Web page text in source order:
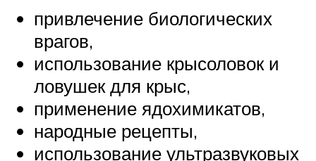
привлечение биологических
врагов,
использование крысоловок и
ловушек для крыс,
применение ядохимикатов,
народные рецепты,
использование ультразвуковых